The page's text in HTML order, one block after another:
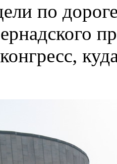
по